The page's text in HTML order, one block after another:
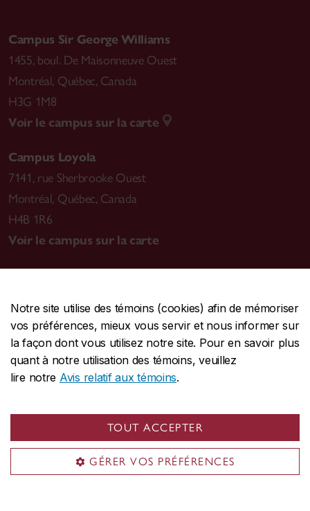
Notre site utilise des témoins (cookies) afin de mémoriser
vos préférences, mieux vous servir et nous informer sur
la façon dont vous utilisez notre site. Pour en savoir plus
quant à notre utilisation des témoins, veuillez
lire notre Avis relatif aux témoins.
TOUT ACCEPTER
GÉRER VOS PRÉFÉRENCES
Campus Sir George Williams
1455, boul. De Maisonneuve Ouest
Montréal, Québec, Canada
H3G 1M8
Voir le campus sur la carte
Campus Loyola
7141, rue Sherbrooke Ouest
Montréal, Québec, Canada
H4B 1R6
Voir le campus sur la carte
CENTRALE514-848-2424
URGENCE514-848-3717
Protection et prévention | Accessibilité | Confidentialité
Conditions d'utilisation |
© Université Concordia. Montréal, QC, Canada